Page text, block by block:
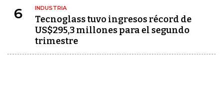
6 INDUSTRIA
Tecnoglass tuvo ingresos récord de
US$295,3 millones para el segundo
trimestre